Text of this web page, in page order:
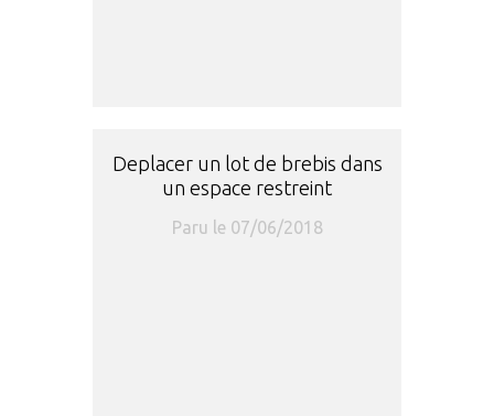
Deplacer un lot de brebis dans
un espace restreint
Paru le 07/06/2018